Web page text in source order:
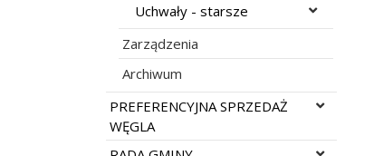
Rozwiń menu
Uchwały - starsze
Zarządzenia
Archiwum
Rozwiń menu
PREFERENCYJNA SPRZEDAŻ
WĘGLA